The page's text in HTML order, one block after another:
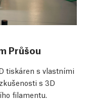
Průšou
tiskáren s vlastními
s 3D
filamentu.